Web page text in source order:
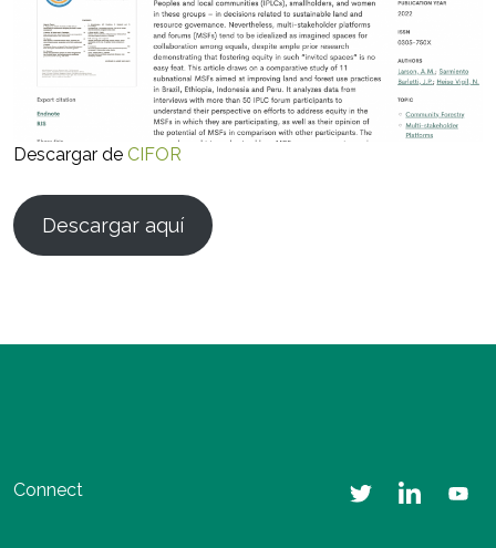
Descargar de CIFOR
Descargar aquí
Connect